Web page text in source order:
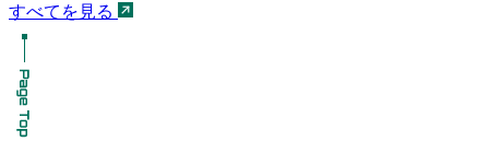
すべてを見る